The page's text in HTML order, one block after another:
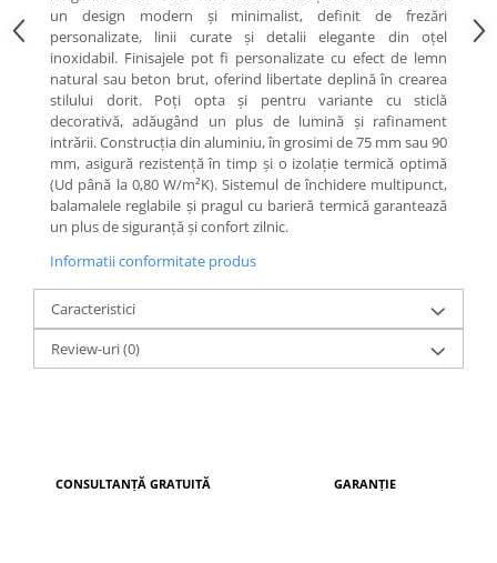
un design modern și minimalist, definit de frezări
personalizate, linii curate și detalii elegante din oțel
inoxidabil. Finisajele pot fi personalizate cu efect de lemn
natural sau beton brut, oferind libertate deplină în crearea
stilului dorit. Poți opta și pentru variante cu sticlă
decorativă, adăugând un plus de lumină și rafinament
intrării. Construcția din aluminiu, în grosimi de 75 mm sau 90
mm, asigură rezistență în timp și o izolație termică optimă
(Ud până la 0,80 W/m²K). Sistemul de închidere multipunct,
balamalele reglabile și pragul cu barieră termică garantează
un plus de siguranță și confort zilnic.
Informatii conformitate produs
Caracteristici
Review-uri(0)
CONSULTANȚĂ GRATUITĂ GARANȚIE